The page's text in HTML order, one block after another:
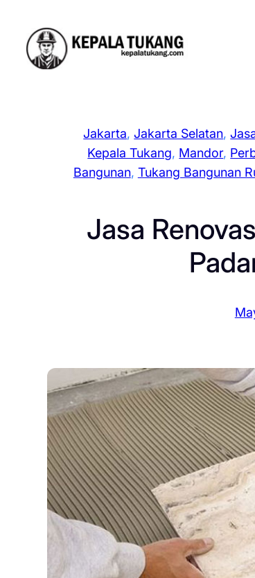
content
Jakarta, Jakarta Selatan,
Kepala Tukang, Mandor,
Bangunan, Tukang Bangunan
Jasa